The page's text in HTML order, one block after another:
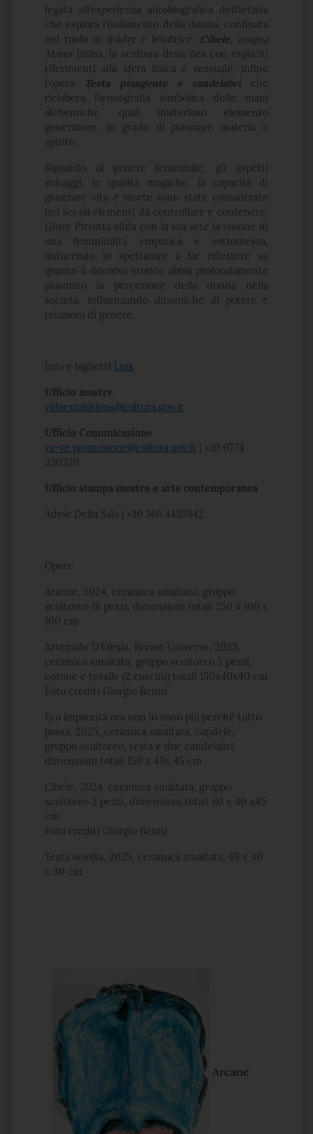
legata all’esperienza autobiografica dell’artista
che esplora l’isolamento della donna, confinata
nel ruolo di madre e levatrice; Cibele, magna
Mater latina, la scultura della dea con espliciti
riferimenti alla sfera fisica e sessuale; infine
l’opera
Testa piangente e candelabriche
rielabora l’iconografia simbolica delle mani
alchemiche, quali misterioso elemento
generatore, in grado di plasmare materia e
spirito.
Riguardo al genere femminile, gli aspetti
selvaggi, le qualità magiche, la capacità di
generare vita e morte sono state considerate
nei secoli elementi da controllare e contenere.
Giusy Pirrotta sfida con la sua arte la visione di
una femminilità empatica e sottomessa,
inducendo lo spettatore a far riflettere su
quanto il decorso storico abbia profondamente
plasmato la percezione della donna nella
società, influenzando dinamiche di potere e
relazioni di genere.
Info e biglietti Link
Ufficio mostre
villaexhibitions@cultura.gov.it
Ufficio Comunicazione
va-ve.promozione@cultura.gov.it | +39 0774
330329
Ufficio stampa mostre e arte contemporanea
Adele Della Sala | +39 366 4435942
Opere
Aracne, 2024, ceramica smaltata, gruppo
scultoreo 16 pezzi, dimensioni totali 250 x 100 x
100 cm
Artemide D’Efesia, Breast Universe, 2023,
ceramica smaltata, gruppo scultoreo 5 pezzi,
cotone e tessile (2 cuscini) totali 150x40x40 cm
Foto crediti Giorgio Benni
Ero impaurita ora non lo sono più perché tutto
passa, 2025, ceramica smaltata, candele,
gruppo scultoreo, testa e due candelabri,
dimensioni totali 150 x 45x 45 cm
Cibele, 2024, ceramica smaltata, gruppo
scultoreo 2 pezzi, dimensioni totali 60 x 40 x45
cm
Foto crediti Giorgio Benni
Testa sciolta, 2025, ceramica smaltata, 45 x 30
x 30 cm
Arcane